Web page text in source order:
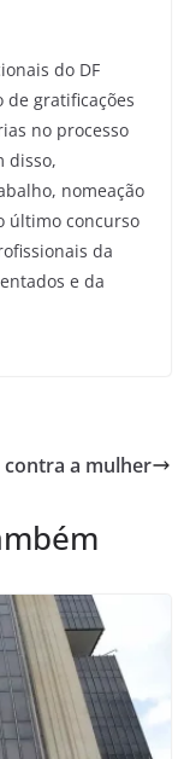
do DF
de gratificações
no processo
disso,
nomeação
último concurso
da
e da
contra a mulher